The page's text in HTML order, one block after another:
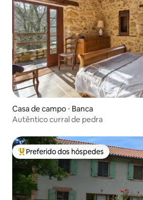
Casa de campo ⋅ Banca
Autêntico curral de pedra
Entre os melhores preferidos dos
Preferido dos hóspedes